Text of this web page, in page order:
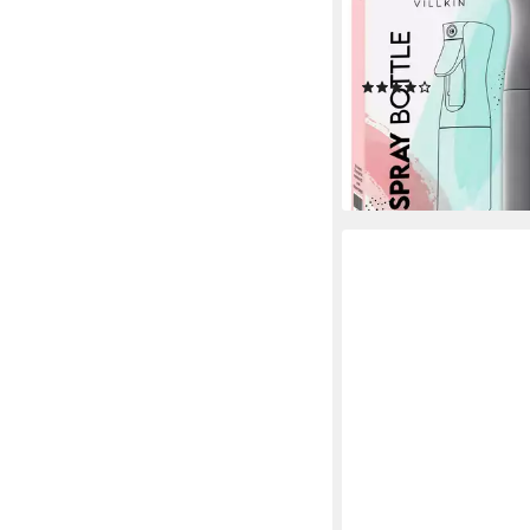
Pflanzensprüher, (2-
Haushalt,
Kunst, Pflanzen
(5)
14,99 €
lieferbar - in 6-7